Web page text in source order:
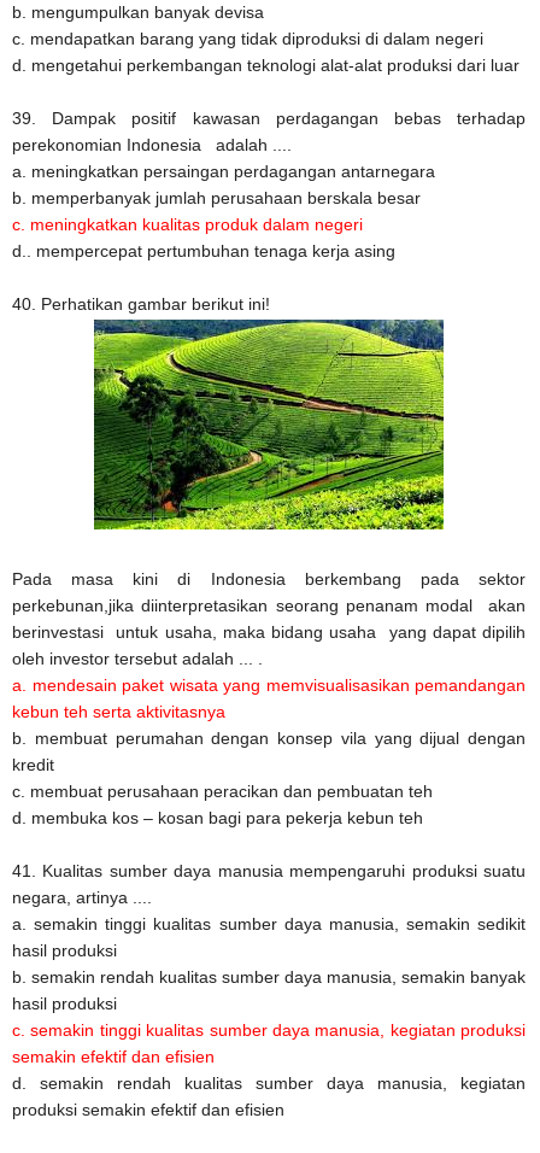
b. mengumpulkan banyak devisa
c. mendapatkan barang yang tidak diproduksi di dalam negeri
d. mengetahui perkembangan teknologi alat-alat produksi dari luar
39. Dampak positif kawasan perdagangan bebas terhadap
perekonomian Indonesia adalah ....
a. meningkatkan persaingan perdagangan antarnegara
b. memperbanyak jumlah perusahaan berskala besar
c. meningkatkan kualitas produk dalam negeri
d.. mempercepat pertumbuhan tenaga kerja asing
40. Perhatikan gambar berikut ini!
Pada masa kini di Indonesia berkembang pada sektor
perkebunan,jika diinterpretasikan seorang penanam modal akan
berinvestasi untuk usaha, maka bidang usaha yang dapat dipilih
oleh investor tersebut adalah ... .
a. mendesain paket wisata yang memvisualisasikan pemandangan
kebun teh serta aktivitasnya
b. membuat perumahan dengan konsep vila yang dijual dengan
kredit
c. membuat perusahaan peracikan dan pembuatan teh
d. membuka kos – kosan bagi para pekerja kebun teh
41. Kualitas sumber daya manusia mempengaruhi produksi suatu
negara, artinya ....
a. semakin tinggi kualitas sumber daya manusia, semakin sedikit
hasil produksi
b. semakin rendah kualitas sumber daya manusia, semakin banyak
hasil produksi
c. semakin tinggi kualitas sumber daya manusia, kegiatan produksi
semakin efektif dan efisien
d. semakin rendah kualitas sumber daya manusia, kegiatan
produksi semakin efektif dan efisien